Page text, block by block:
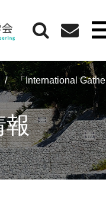
報
/
「International